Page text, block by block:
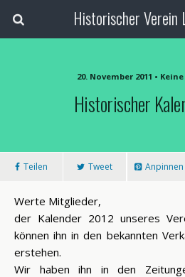
Historischer Verein
20. November 2011 •
Historischer
Teilen Tweet Anpinnen
Werte Mitglieder,
der Kalender 2012 unseres
können ihn in den bekannten
erstehen.
Wir haben ihn in den